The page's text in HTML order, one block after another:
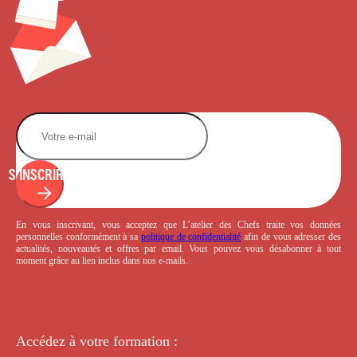
S'INSCRIRE
En vous inscrivant, vous acceptez que L’atelier des Chefs traite vos données
personnelles conformément à sa politique de confidentialité afin de vous adresser des
actualités, nouveautés et offres par email. Vous pouvez vous désabonner à tout
moment grâce au lien inclus dans nos e-mails.
Accédez à votre formation :